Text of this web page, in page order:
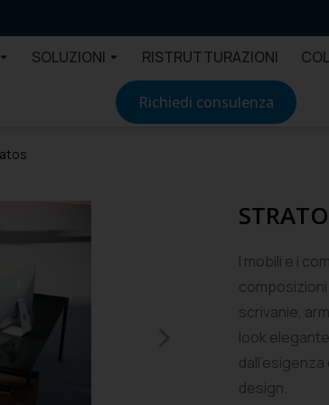
SOLUZIONI RISTRUTTURAZIONI
Richiedi consulenza
I mobili e i
scrivanie,
look
design.